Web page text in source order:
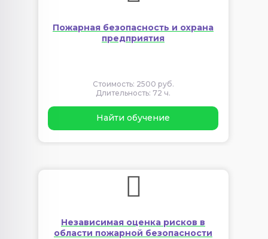
Пожарная безопасность и охрана
предприятия
Стоимость: 2500 руб.
Длительность: 72 ч.
Найти обучение
Независимая оценка рисков в
области пожарной безопасности